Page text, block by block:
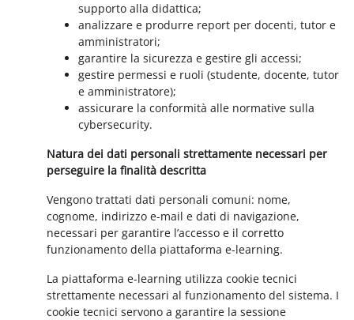
supporto alla didattica;
analizzare e produrre report per docenti, tutor e
amministratori;
garantire la sicurezza e gestire gli accessi;
gestire permessi e ruoli (studente, docente, tutor
e amministratore);
assicurare la conformità alle normative sulla
cybersecurity.
Natura dei dati personali strettamente necessari per
perseguire la finalità descritta
Vengono trattati dati personali comuni: nome,
cognome, indirizzo e-mail e dati di navigazione,
necessari per garantire l’accesso e il corretto
funzionamento della piattaforma e-learning.
La piattaforma e-learning utilizza cookie tecnici
strettamente necessari al funzionamento del sistema. I
cookie tecnici servono a garantire la sessione